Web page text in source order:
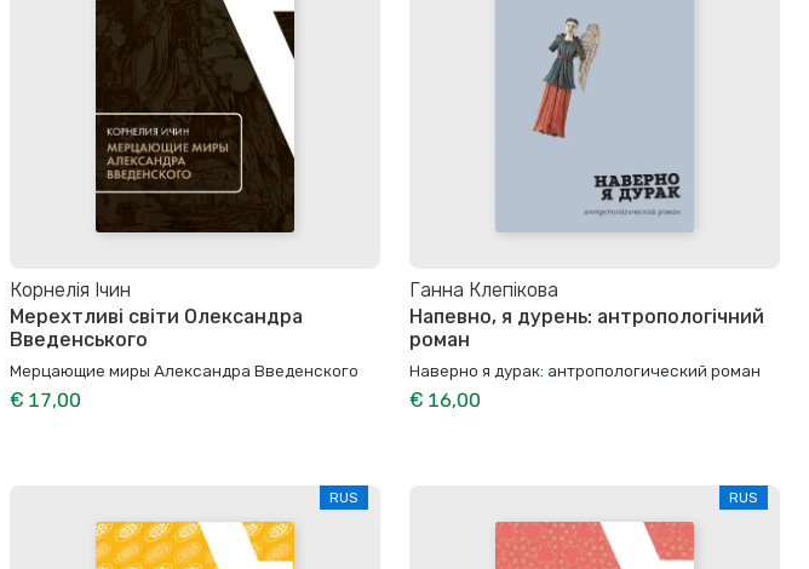
Корнелія Ічин
Мерехтливі світи Олександра
Введенського
Мерцающие миры Александра Введенского
€ 17,00
Ганна Клепікова
Напевно, я дурень: антропологічний
роман
Наверно я дурак: антропологический роман
€ 16,00
RUS RUS